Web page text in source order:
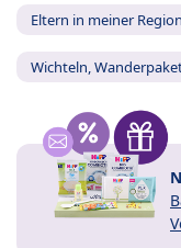
Eltern in meiner Region
Wichteln,